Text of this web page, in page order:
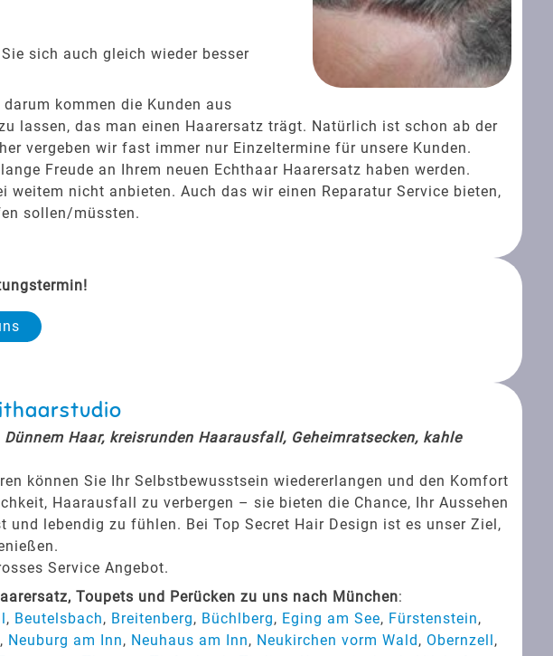
sich auch gleich wieder besser
kommen die Kunden aus
lassen, das man einen Haarersatz trägt. Natürlich ist schon ab der
vergeben wir fast immer nur Einzeltermine für unsere Kunden.
Freude an Ihrem neuen Echthaar Haarersatz haben werden.
nicht anbieten. Auch das wir einen Reparatur Service bieten,
sollen/müssten.
Haar, kreisrunden Haarausfall, Geheimratsecken, kahle
können Sie Ihr Selbstbewusstsein wiedererlangen und den Komfort
Haarausfall zu verbergen – sie bieten die Chance, Ihr Aussehen
lebendig zu fühlen. Bei Top Secret Hair Design ist es unser Ziel,
Service Angebot.
Toupets und Perücken zu uns nach München:
, Beutelsbach, Breitenberg, Büchlberg, Eging am See, Fürstenstein,
, Neuburg am Inn, Neuhaus am Inn, Neukirchen vorm Wald, Obernzell,